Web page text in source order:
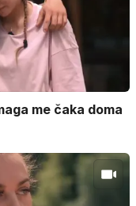
me čaka doma